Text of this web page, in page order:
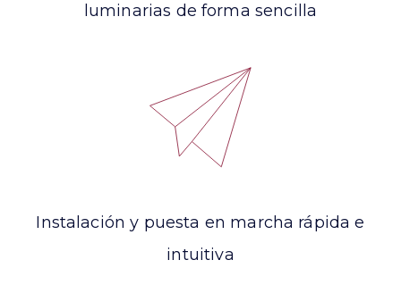
luminarias de forma sencilla
Instalación y puesta en marcha rápida e
intuitiva